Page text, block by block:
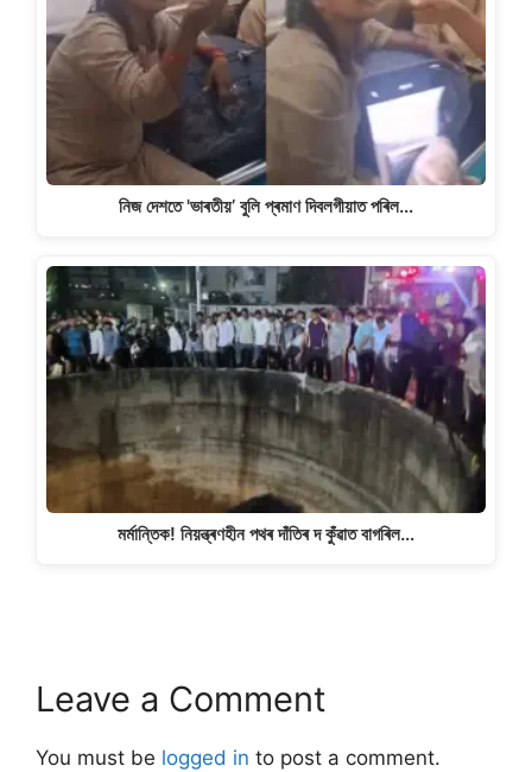
নিজ দেশতে 'ভাৰতীয়’ বুলি প্ৰমাণ দিবলগীয়াত পৰিল…
মৰ্মান্তিক! নিয়ন্ত্ৰণহীন পথৰ দাঁতিৰ দ কুঁৱাত বাগৰিল…
Leave a Comment
You must be logged in to post a comment.